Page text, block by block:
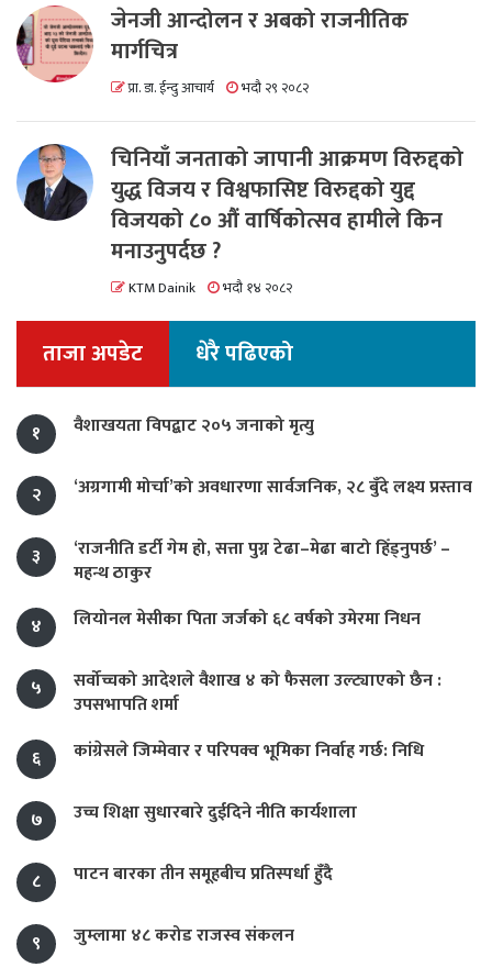
जेनजी आन्दोलन र अबको राजनीतिक
मार्गचित्र
प्रा. डा. ईन्दु आचार्य भदौ २९ २०८२
चिनियाँ जनताको जापानी आक्रमण विरुद्दको
युद्ध विजय र विश्वफासिष्ट विरुद्दको युद्द
विजयको ८० औं वार्षिकोत्सव हामीले किन
मनाउनुपर्दछ ?
KTM Dainik भदौ १४ २०८२
ताजा अपडेट धेरै पढिएको
१ वैशाखयता विपद्बाट २०५ जनाको मृत्यु
२ ‘अग्रगामी मोर्चा’को अवधारणा सार्वजनिक, २८ बुँदे लक्ष्य प्रस्ताव
३
‘राजनीति डर्टी गेम हो, सत्ता पुग्न टेढा–मेढा बाटो हिँड्नुपर्छ’ –
महन्थ ठाकुर
४
लियोनल मेसीका पिता जर्जको ६८ वर्षको उमेरमा निधन
५
सर्वोच्चको आदेशले वैशाख ४ को फैसला उल्ट्याएको छैन :
उपसभापति शर्मा
६
कांग्रेसले जिम्मेवार र परिपक्व भूमिका निर्वाह गर्छ: निधि
७ उच्च शिक्षा सुधारबारे दुईदिने नीति कार्यशाला
८ पाटन बारका तीन समूहबीच प्रतिस्पर्धा हुँदै
९ जुम्लामा ४८ करोड राजस्व संकलन